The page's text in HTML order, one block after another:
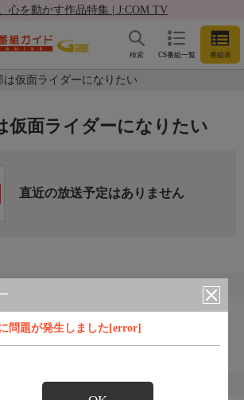
心を動かす作品特集 | J:COM TV
CS番組一覧 番組表
検索
は仮面ライダーになりたい
問題が発生しました[error]
仮面ライダーになりたい
直近の放送予定はありません
すすめ番組